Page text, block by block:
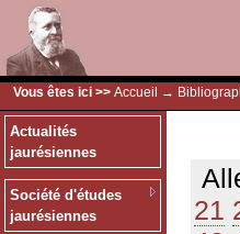
Vous êtes ici >> Accueil →
Actualités
jaurésiennes
Société d'études
jaurésiennes
21